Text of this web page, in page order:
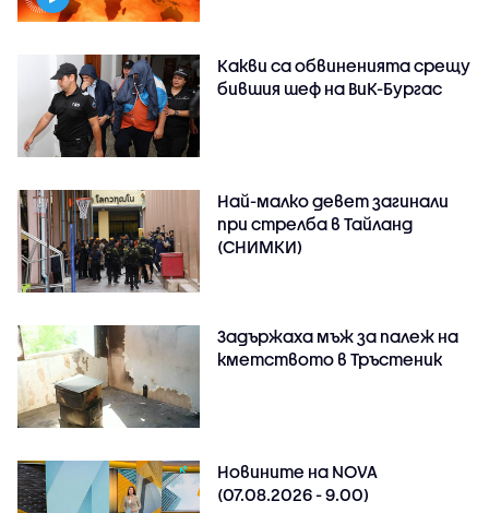
Какви са обвиненията срещу
бившия шеф на ВиК-Бургас
Най-малко девет загинали
при стрелба в Тайланд
(СНИМКИ)
Задържаха мъж за палеж на
кметството в Тръстеник
Новините на NOVA
(07.08.2026 - 9.00)